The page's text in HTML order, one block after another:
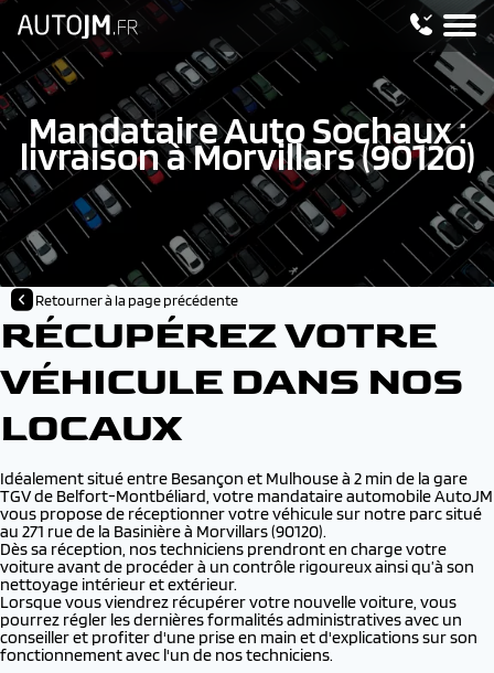
Mandataire Auto Sochaux :
livraison à Morvillars (90120)
Retourner à la page précédente
RÉCUPÉREZ VOTRE
VÉHICULE DANS NOS
LOCAUX
Idéalement situé entre Besançon et Mulhouse à 2 min de la gare
TGV de Belfort-Montbéliard, votre mandataire automobile AutoJM
vous propose de réceptionner votre véhicule sur notre parc situé
au 271 rue de la Basinière à Morvillars (90120).
Dès sa réception, nos techniciens prendront en charge votre
voiture avant de procéder à un contrôle rigoureux ainsi qu’à son
nettoyage intérieur et extérieur.
Lorsque vous viendrez récupérer votre nouvelle voiture, vous
pourrez régler les dernières formalités administratives avec un
conseiller et profiter d'une prise en main et d'explications sur son
fonctionnement avec l'un de nos techniciens.